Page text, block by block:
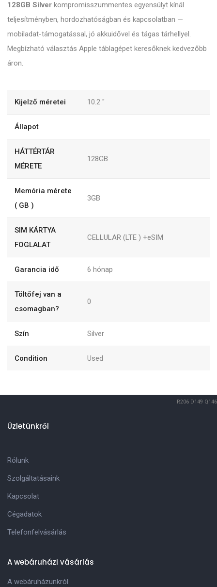
128GB Silver kompromisszummentes egyensúlyt kínál
teljesítményben, hordozhatóságban és kapcsolatban —
mobiladat-támogatással, jó akkuidővel és tágas tárhellyel.
Megbízható választás Apple táblagépet keresőknek kedvezőbb
áron.
Kijelző méretei 10.2 "
Állapot
HÁTTÉRTÁR
MÉRETE
128GB
Memória mérete
( GB )
3GB
SIM KÁRTYA
FOGLALAT
CELLULAR (LTE ) +eSIM
Garancia idő 6 hónap
Töltőfej van a
csomagban?
0
Szín Silver
Condition Used
R206 D149 Q146
Üzletünkről
Rólunk
Szolgáltatásaink
Kapcsolat
Cégadatok
Telefonfelvásárlás
A webáruházi vásárlás
A webáruházunkról